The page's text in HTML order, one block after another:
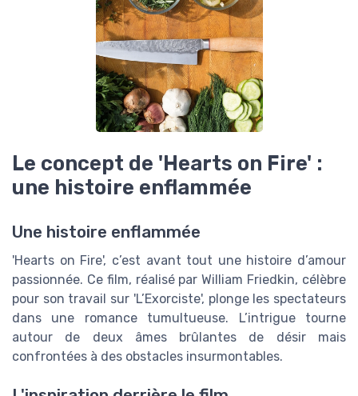
Le concept de 'Hearts on Fire' :
une histoire enflammée
Une histoire enflammée
'Hearts on Fire', c’est avant tout une histoire d’amour
passionnée. Ce film, réalisé par William Friedkin, célèbre
pour son travail sur 'L’Exorciste', plonge les spectateurs
dans une romance tumultueuse. L’intrigue tourne
autour de deux âmes brûlantes de désir mais
confrontées à des obstacles insurmontables.